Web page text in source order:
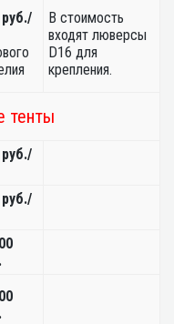
В стоимость
входят люверсы
D16 для
крепления.
тенты